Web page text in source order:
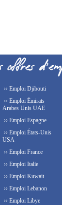
›› Emploi Djibouti
›› Emploi Émirats
Arabes Unis UAE
›› Emploi Espagne
›› Emploi États-Unis
USA
›› Emploi France
›› Emploi Italie
›› Emploi Kuwait
›› Emploi Lebanon
›› Emploi Libye